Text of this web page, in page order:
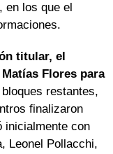
en los que el
titular, el
Flores para
restantes,
finalizaron
inicialmente con
Leonel Pollacchi,